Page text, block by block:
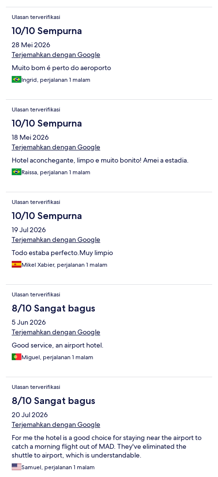
Ulasan terverifikasi
10/10 Sempurna
28 Mei 2026
Terjemahkan dengan Google
Muito bom é perto do aeroporto
Ingrid, perjalanan 1 malam
Ulasan terverifikasi
10/10 Sempurna
18 Mei 2026
Terjemahkan dengan Google
Hotel aconchegante, limpo e muito bonito! Amei a estadia.
Raissa, perjalanan 1 malam
Ulasan terverifikasi
10/10 Sempurna
19 Jul 2026
Terjemahkan dengan Google
Todo estaba perfecto.Muy limpio
Mikel Xabier, perjalanan 1 malam
Ulasan terverifikasi
8/10 Sangat bagus
5 Jun 2026
Terjemahkan dengan Google
Good service, an airport hotel.
Miguel, perjalanan 1 malam
Ulasan terverifikasi
8/10 Sangat bagus
20 Jul 2026
Terjemahkan dengan Google
For me the hotel is a good choice for staying near the airport to
catch a morning flight out of MAD. They've eliminated the
shuttle to airport, which is understandable.
Samuel, perjalanan 1 malam